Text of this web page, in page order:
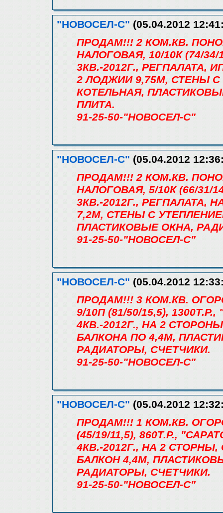
"НОВОСЕЛ-С" (05.04.2012
ПРОДАМ!!! 2 КОМ.КВ.
НАЛОГОВАЯ, 10/10К (74/34/
3КВ.-2012Г., РЕГПАЛАТА,
2 ЛОДЖИИ 9,75М, СТЕНЫ
КОТЕЛЬНАЯ,
ПЛИТА.
91-25-50-"НОВОСЕЛ-С"
"НОВОСЕЛ-С" (05.04.2012
ПРОДАМ!!! 2 КОМ.КВ.
НАЛОГОВАЯ, 5/10К (66/31/
3КВ.-2012Г., РЕГПАЛАТА,
7,2М, СТЕНЫ С
ПЛАСТИКОВЫЕ ОКНА,
91-25-50-"НОВОСЕЛ-С"
"НОВОСЕЛ-С" (05.04.2012
ПРОДАМ!!! 3 КОМ.КВ.
9/10П (81/50/15,5),
4КВ.-2012Г., НА 2
БАЛКОНА ПО 4,4М,
РАДИАТОРЫ, СЧЕТЧИКИ.
91-25-50-"НОВОСЕЛ-С"
"НОВОСЕЛ-С" (05.04.2012
ПРОДАМ!!! 1 КОМ.КВ.
(45/19/11,5), 860Т.Р.,
4КВ.-2012Г., НА 2
БАЛКОН 4,4М,
РАДИАТОРЫ, СЧЕТЧИКИ.
91-25-50-"НОВОСЕЛ-С"